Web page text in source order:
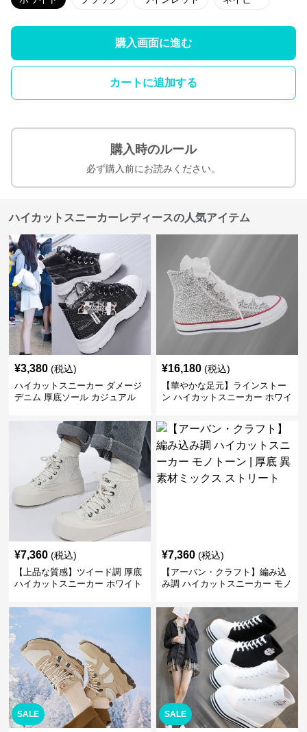
購入画面に進む
カートに追加する
購入時のルール
必ず購入前にお読みください。
ハイカットスニーカーレディースの人気アイテム
¥3,380 (税込)
ハイカットスニーカー ダメージ
デニム 厚底ソール カジュアル
かわいい 学校 日常使い 履きや
¥16,180 (税込)
【華やかな足元】ラインストー
ン ハイカットスニーカー ホワイ
ボン
¥7,360 (税込)
【上品な質感】ツイード調 厚底
ハイカットスニーカー ホワイト
ビ クラシック
¥7,360 (税込)
【アーバン・クラフト】編み込
み調 ハイカットスニーカー モノ
トリート
SALE SALE